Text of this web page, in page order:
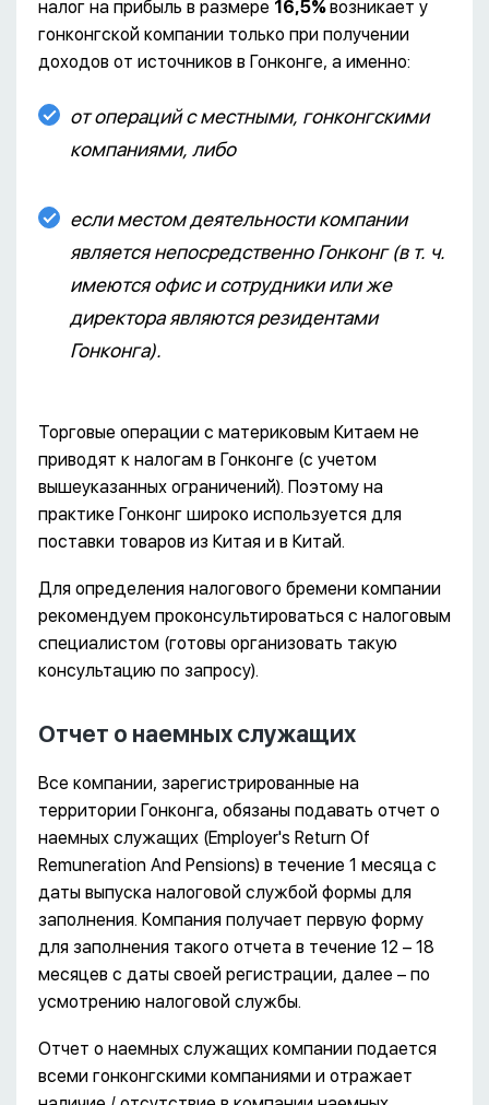
налог на прибыль в размере 16,5%возникает у
гонконгской компании только при получении
доходов от источников в Гонконге, а именно:
от операций с местными, гонконгскими
компаниями, либо
если местом деятельности компании
является непосредственно Гонконг (в т. ч.
имеются офис и сотрудники или же
директора являются резидентами
Гонконга).
Торговые операции с материковым Китаем не
приводят к налогам в Гонконге (с учетом
вышеуказанных ограничений). Поэтому на
практике Гонконг широко используется для
поставки товаров из Китая и в Китай.
Для определения налогового бремени компании
рекомендуем проконсультироваться с налоговым
специалистом (готовы организовать такую
консультацию по запросу).
Отчет о наемных служащих
Все компании, зарегистрированные на
территории Гонконга, обязаны подавать отчет о
наемных служащих (Employer's Return Of
Remuneration And Pensions) в течение 1 месяца с
даты выпуска налоговой службой формы для
заполнения. Компания получает первую форму
для заполнения такого отчета в течение 12 – 18
месяцев с даты своей регистрации, далее – по
усмотрению налоговой службы.
Отчет о наемных служащих компании подается
всеми гонконгскими компаниями и отражает